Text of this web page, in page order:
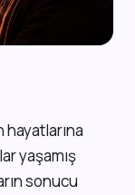
yaşamış
sonucu